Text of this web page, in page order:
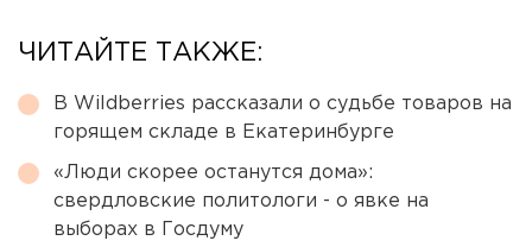
ЧИТАЙТЕ ТАКЖЕ:
В Wildberries рассказали о судьбе товаров на
горящем складе в Екатеринбурге
«Люди скорее останутся дома»:
свердловские политологи - о явке на
выборах в Госдуму